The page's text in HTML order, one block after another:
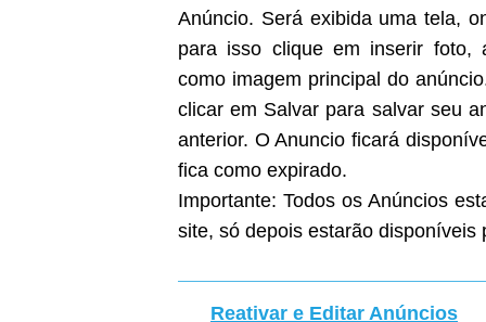
Anúncio. Será exibida uma tela,
para isso clique em inserir
como imagem principal do
clicar em Salvar para salvar seu
anterior. O Anuncio ficará
fica como expirado.
Importante: Todos os Anúncios
site, só depois estarão disponíveis
Reativar e Editar Anúncios